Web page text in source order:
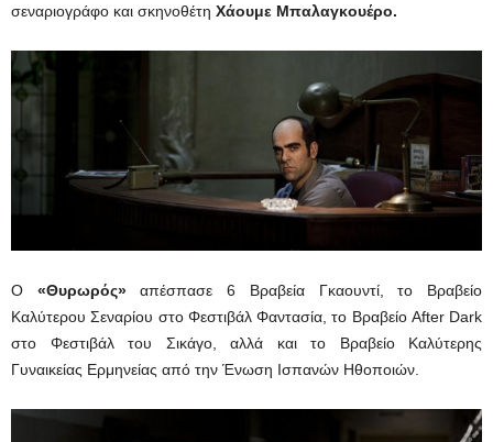
σεναριογράφο και σκηνοθέτη Χάουμε Μπαλαγκουέρο.
Ο «Θυρωρός»απέσπασε 6 Βραβεία Γκαουντί, το Βραβείο
Καλύτερου Σεναρίου στο Φεστιβάλ Φαντασία, το Βραβείο After Dark
στο Φεστιβάλ του Σικάγο, αλλά και το Βραβείο Καλύτερης
Γυναικείας Ερμηνείας από την Ένωση Ισπανών Ηθοποιών.